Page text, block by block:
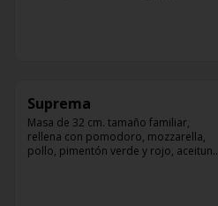
Suprema
Masa de 32 cm. tamaño familiar,
rellena con pomodoro, mozzarella,
pollo, pimentón verde y rojo, aceituna